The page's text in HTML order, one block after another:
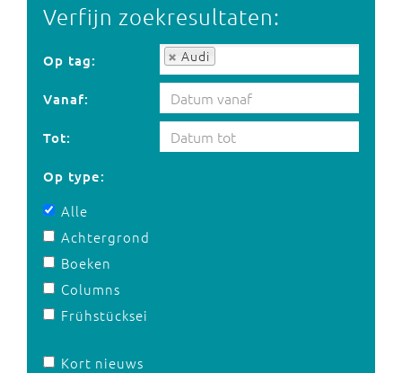
Verfijn zoekresultaten:
Op tag: Audi
Op tag:
Vanaf:
Tot:
Op type:
Alle
Achtergrond
Boeken
Columns
Frühstücksei
Kort nieuws